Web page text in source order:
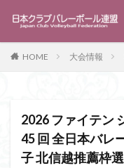
HOME 大会情報
2026 ファイテン
45 回 全日本バレ
子 北信越推薦枠
タグ